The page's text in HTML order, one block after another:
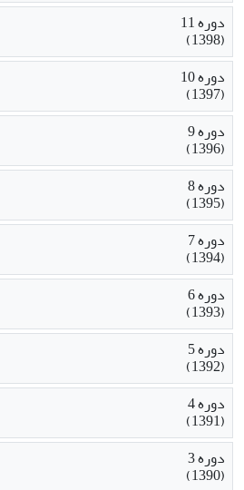
دوره 11
(1398)
دوره 10
(1397)
دوره 9
(1396)
دوره 8
(1395)
دوره 7
(1394)
دوره 6
(1393)
دوره 5
(1392)
دوره 4
(1391)
دوره 3
(1390)